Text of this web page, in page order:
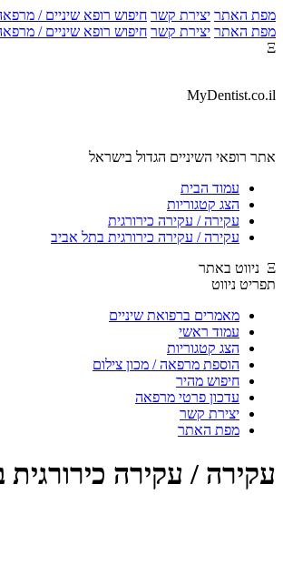
מפת האתר יצירת קשר חיפוש רופא שיניים /
מפת האתר יצירת קשר חיפוש רופא שיניים /
Ξ
MyDentist.co.il
אתר רופאי השיניים הגדול בישראל
עמוד הבית
הצג קטגוריות
עקירה / עקירה כירורגית
עקירה / עקירה כירורגית בתל אביב
Ξ ניווט באתר
תפריט ניווט
מאמרים ברפואת שיניים
עמוד ראשי
הצג קטגוריות
הוספת מרפאה / מכון צילום
חיפוש מהיר
עדכון פרטי מרפאה
יצירת קשר
מפת האתר
עקירה / עקירה